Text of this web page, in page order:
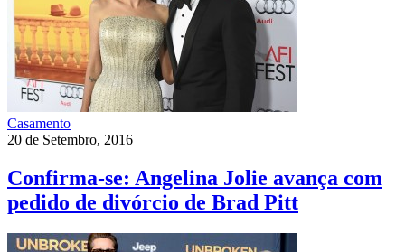
Casamento
20 de Setembro, 2016
Confirma-se: Angelina Jolie avança com
pedido de divórcio de Brad Pitt